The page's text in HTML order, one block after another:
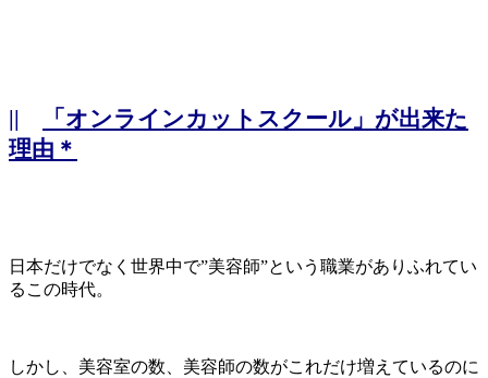
||
「オンラインカットスクール」が出来た
理由＊
日本だけでなく世界中で”美容師”という職業がありふれてい
るこの時代。
しかし、美容室の数、美容師の数がこれだけ増えているのに